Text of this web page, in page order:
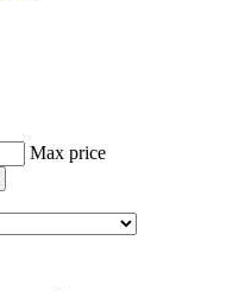
Max price